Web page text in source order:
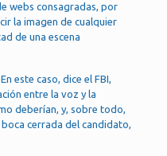
webs consagradas, por
la imagen de cualquier
de una escena
este caso, dice el FBI,
entre la voz y la
deberían, y, sobre todo,
cerrada del candidato,